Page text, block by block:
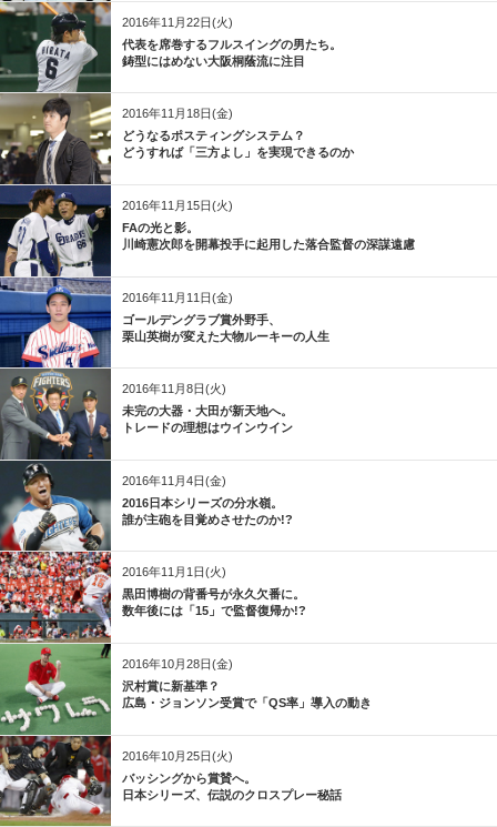
2016年11月22日(火)
代表を席巻するフルスイングの男たち。
鋳型にはめない大阪桐蔭流に注目
2016年11月18日(金)
どうなるポスティングシステム？
どうすれば「三方よし」を実現できるのか
2016年11月15日(火)
FAの光と影。
川崎憲次郎を開幕投手に起用した落合監督の深謀遠慮
2016年11月11日(金)
ゴールデングラブ賞外野手、
栗山英樹が変えた大物ルーキーの人生
2016年11月8日(火)
未完の大器・大田が新天地へ。
トレードの理想はウインウイン
2016年11月4日(金)
2016日本シリーズの分水嶺。
誰が主砲を目覚めさせたのか!?
2016年11月1日(火)
黒田博樹の背番号が永久欠番に。
数年後には「15」で監督復帰か!?
2016年10月28日(金)
沢村賞に新基準？
広島・ジョンソン受賞で「QS率」導入の動き
2016年10月25日(火)
バッシングから賞賛へ。
日本シリーズ、伝説のクロスプレー秘話